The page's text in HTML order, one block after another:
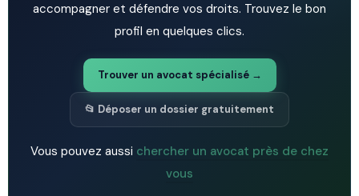
accompagner et défendre vos droits. Trouvez le bon
profil en quelques clics.
Trouver un avocat spécialisé →
📂 Déposer un dossier gratuitement
Vous pouvez aussi chercher un avocat près de chez
vous